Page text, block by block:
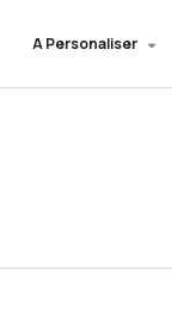
A Personaliser